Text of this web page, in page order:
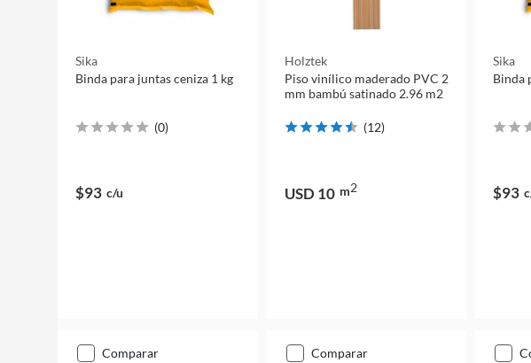
Sika
Binda para juntas ceniza 1 kg
(0)
$93 c/u
Holztek
Piso vinílico maderado PVC 2
mm bambú satinado 2.96 m2
(12)
USD 10 m2
Sika
Binda
$93
comparar comparar